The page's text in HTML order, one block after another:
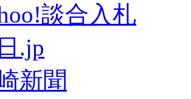
談合入札
.jp
新聞